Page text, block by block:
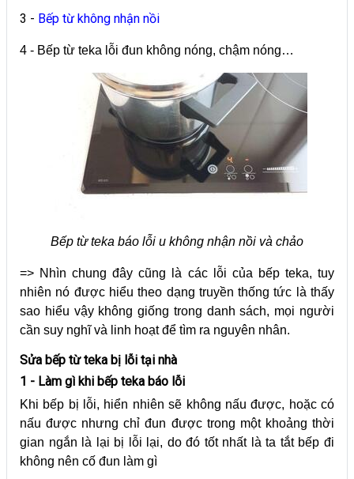
3 - Bếp từ không nhận nồi
4 - Bếp từ teka lỗi đun không nóng, chậm nóng…
Bếp từ teka báo lỗi u không nhận nồi và chảo
=> Nhìn chung đây cũng là các lỗi của bếp teka, tuy
nhiên nó được hiểu theo dạng truyền thống tức là thấy
sao hiểu vậy không giống trong danh sách, mọi người
cần suy nghĩ và linh hoạt để tìm ra nguyên nhân.
Sửa bếp từ teka bị lỗi tại nhà
1 - Làm gì khi bếp teka báo lỗi
Khi bếp bị lỗi, hiển nhiên sẽ không nấu được, hoặc có
nấu được nhưng chỉ đun được trong một khoảng thời
gian ngắn là lại bị lỗi lại, do đó tốt nhất là ta tắt bếp đi
không nên cố đun làm gì